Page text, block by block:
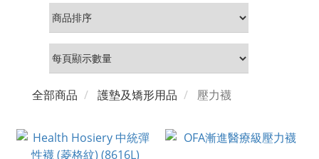
全部商品 護墊及矯形用品 壓力襪